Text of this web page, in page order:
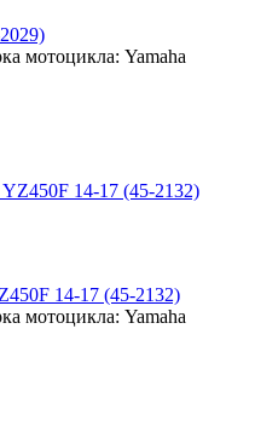
мотоцикла: Yamaha
14-17 (45-2132)
мотоцикла: Yamaha